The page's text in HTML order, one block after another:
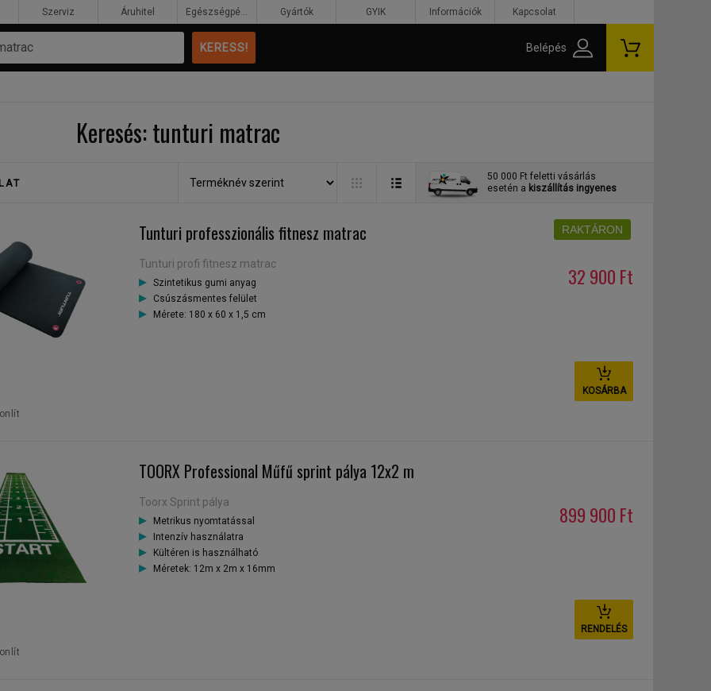
Keresés: tunturi matrac
50 000 Ft feletti vásárlás
esetén a kiszállítás ingyenes
Tunturi professzionális fitnesz matrac
Tunturi profi fitnesz matrac
Szintetikus gumi anyag
Csúszásmentes felület
Mérete: 180 x 60 x 1,5 cm
32 900 Ft
KOSÁRBA
RAKTÁRON
TOORX Professional Műfű sprint pálya 12x2 m
Toorx Sprint pálya
Metrikus nyomtatással
Intenzív használatra
Kültéren is használható
Méretek: 12m x 2m x 16mm
899 900 Ft
RENDELÉS
Szerviz Áruhitel Egészségpénztár Gyártók GYIK Információk Kapcsolat
Belépés